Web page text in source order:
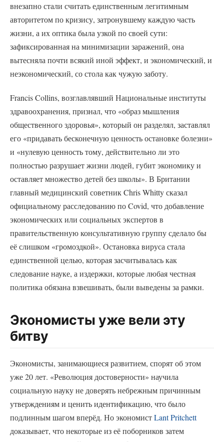
внезапно стали считать единственным легитимным
авторитетом по кризису, затронувшему каждую часть
жизни, а их оптика была узкой по своей сути:
зафиксированная на минимизации заражений, она
вытесняла почти всякий иной эффект, и экономический, и
неэкономический, со стола как чужую заботу.
Francis Collins, возглавлявший Национальные институты
здравоохранения, признал, что «образ мышления
общественного здоровья», который он разделял, заставлял
его «придавать бесконечную ценность остановке болезни»
и «нулевую ценность тому, действительно ли это
полностью разрушает жизни людей, губит экономику и
оставляет множество детей без школы». В Британии
главный медицинский советник Chris Whitty сказал
официальному расследованию по Covid, что добавление
экономических или социальных экспертов в
правительственную консультативную группу сделало бы
её слишком «громоздкой». Остановка вируса стала
единственной целью, которая засчитывалась как
следование науке, а издержки, которые любая честная
политика обязана взвешивать, были выведены за рамки.
Экономисты уже вели эту
битву
Экономисты, занимающиеся развитием, спорят об этом
уже 20 лет. «Революция достоверности» научила
социальную науку не доверять небрежным причинным
утверждениям и ценить идентификацию, что было
подлинным шагом вперёд. Но экономистLant Pritchett
доказывает, что некоторые из её поборников затем